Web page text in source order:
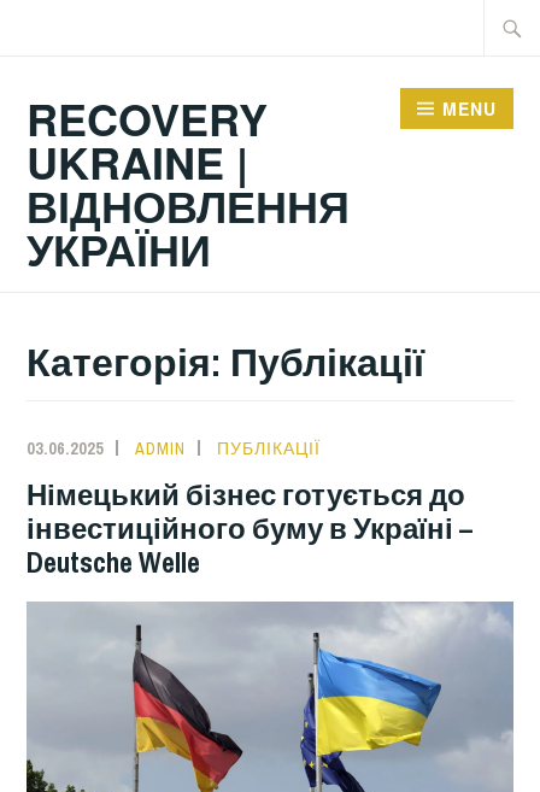
RECOVERY
UKRAINE |
ВІДНОВЛЕННЯ
УКРАЇНИ
MENU
Категорія: Публікації
03.06.2025 ADMIN ПУБЛІКАЦІЇ
Німецький бізнес готується до
інвестиційного буму в Україні –
Deutsche Welle